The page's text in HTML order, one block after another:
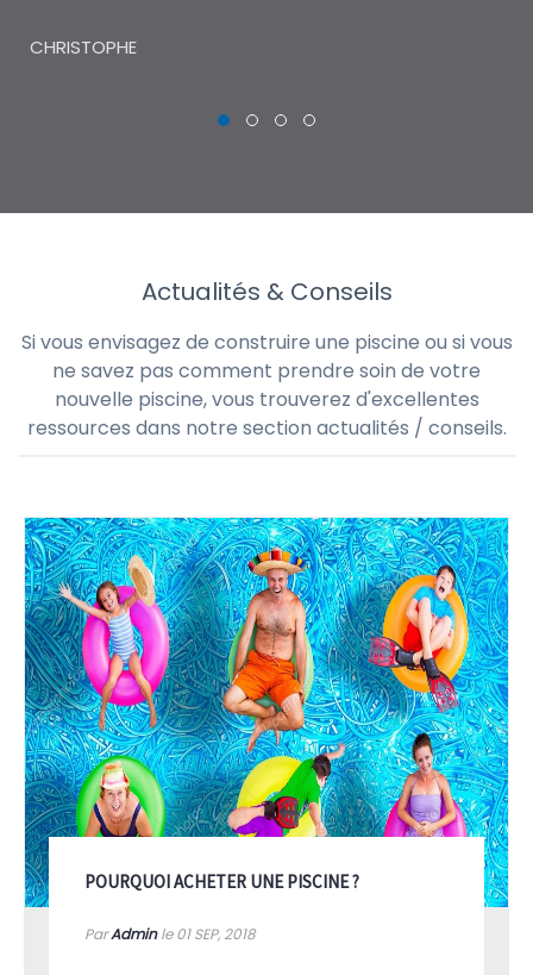
CHRISTOPHE
Actualités & Conseils
Si vous envisagez de construire une piscine ou si vous
ne savez pas comment prendre soin de votre
nouvelle piscine, vous trouverez d'excellentes
ressources dans notre section actualités / conseils.
POURQUOI ACHETER UNE PISCINE ?
ParAdminle 01SEP, 2018